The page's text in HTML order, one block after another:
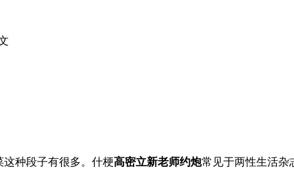
种段子有很多。什梗高密立新老师约炮常见于两性生活杂